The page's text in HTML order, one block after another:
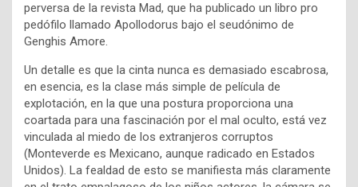
perversa de la revista Mad, que ha publicado un libro pro
pedófilo llamado Apollodorus bajo el seudónimo de
Genghis Amore.
Un detalle es que la cinta nunca es demasiado escabrosa,
en esencia, es la clase más simple de película de
explotación, en la que una postura proporciona una
coartada para una fascinación por el mal oculto, está vez
vinculada al miedo de los extranjeros corruptos
(Monteverde es Mexicano, aunque radicado en Estados
Unidos). La fealdad de esto se manifiesta más claramente